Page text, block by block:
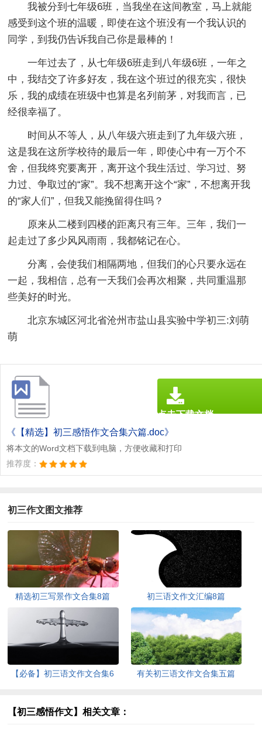
我被分到七年级6班，当我坐在这间教室，马上就能
感受到这个班的温暖，即使在这个班没有一个我认识的
同学，到我仍告诉我自己你是最棒的！
一年过去了，从七年级6班走到八年级6班，一年之
中，我结交了许多好友，我在这个班过的很充实，很快
乐，我的成绩在班级中也算是名列前茅，对我而言，已
经很幸福了。
时间从不等人，从八年级六班走到了九年级六班，
这是我在这所学校待的最后一年，即使心中有一万个不
舍，但我终究要离开，离开这个我生活过、学习过、努
力过、争取过的“家”。我不想离开这个“家”，不想离开我
的“家人们”，但我又能挽留得住吗？
原来从二楼到四楼的距离只有三年。三年，我们一
起走过了多少风风雨雨，我都铭记在心。
分离，会使我们相隔两地，但我们的心只要永远在
一起，我相信，总有一天我们会再次相聚，共同重温那
些美好的时光。
北京东城区河北省沧州市盐山县实验中学初三:刘萌
萌
《【精选】初三感悟作文合集六篇.doc》
将本文的Word文档下载到电脑，方便收藏和打印
推荐度：
点击下载文档
文档为doc格式
初三作文图文推荐
精选初三写景作文合集8篇 初三语文作文汇编8篇
【必备】初三语文作文合集6
有关初三语文作文合集五篇
【初三感悟作文】相关文章：